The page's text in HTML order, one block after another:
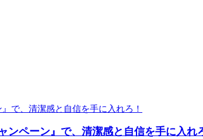
ンペーン』で、清潔感と自信を手に入れ